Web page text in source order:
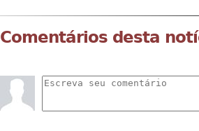
Comentários desta